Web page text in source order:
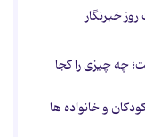
خبرنگار
چه چیزی را کجا
و خانواده ها